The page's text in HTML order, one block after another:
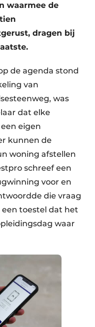
waarmee de
dragen bij
de agenda stond
van
was
dat elke
eigen
kunnen de
woning afstellen
schreef een
voor en
die vraag
een toestel dat het
waar